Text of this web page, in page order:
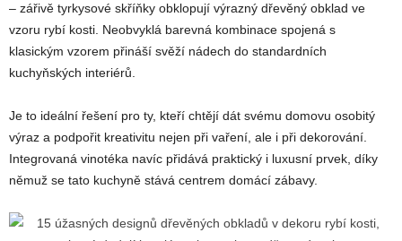
– zářivě tyrkysové skříňky obklopují výrazný dřevěný obklad ve
vzoru rybí kosti. Neobvyklá barevná kombinace spojená s
klasickým vzorem přináší svěží nádech do standardních
kuchyňských interiérů.
Je to ideální řešení pro ty, kteří chtějí dát svému domovu osobitý
výraz a podpořit kreativitu nejen při vaření, ale i při dekorování.
Integrovaná vinotéka navíc přidává praktický i luxusní prvek, díky
němuž se tato kuchyně stává centrem domácí zábavy.